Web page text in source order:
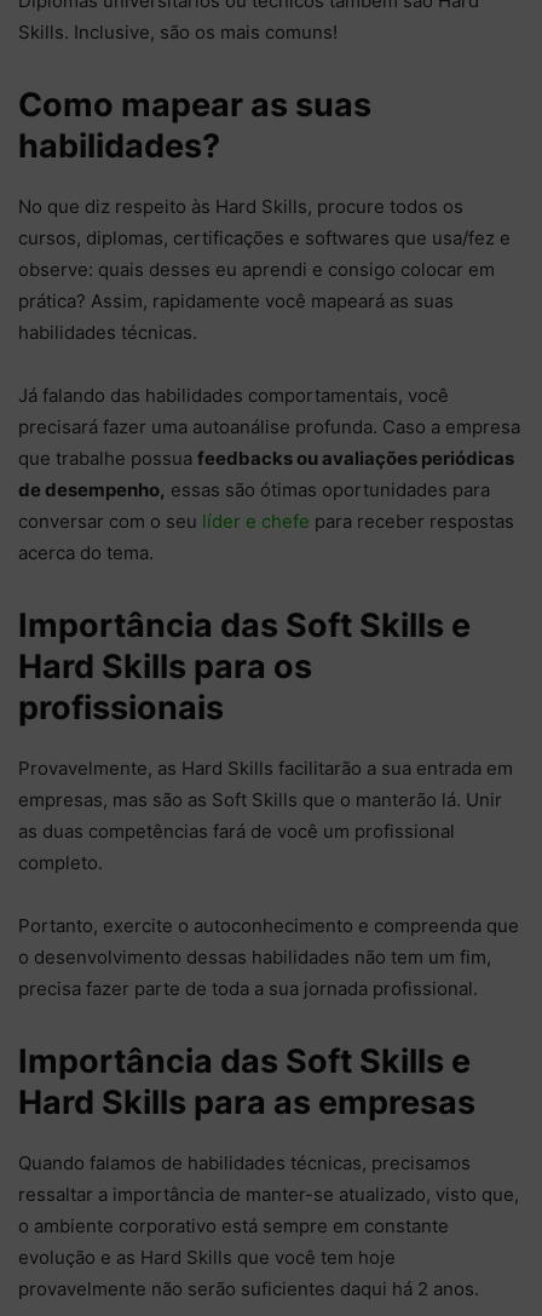
Skills. Inclusive, são os mais comuns!
Como mapear as suas
habilidades?
No que diz respeito às Hard Skills, procure todos os
cursos, diplomas, certificações e softwares que usa/fez e
observe: quais desses eu aprendi e consigo colocar em
prática? Assim, rapidamente você mapeará as suas
habilidades técnicas.
Já falando das habilidades comportamentais, você
precisará fazer uma autoanálise profunda. Caso a empresa
que trabalhe possua feedbacks ou avaliações periódicas
de desempenho, essas são ótimas oportunidades para
conversar com o seu líder e chefe para receber respostas
acerca do tema.
Importância das Soft Skills e
Hard Skills para os
profissionais
Provavelmente, as Hard Skills facilitarão a sua entrada em
empresas, mas são as Soft Skills que o manterão lá. Unir
as duas competências fará de você um profissional
completo.
Portanto, exercite o autoconhecimento e compreenda que
o desenvolvimento dessas habilidades não tem um fim,
precisa fazer parte de toda a sua jornada profissional.
Importância das Soft Skills e
Hard Skills para as empresas
Quando falamos de habilidades técnicas, precisamos
ressaltar a importância de manter-se atualizado, visto que,
o ambiente corporativo está sempre em constante
evolução e as Hard Skills que você tem hoje
provavelmente não serão suficientes daqui há 2 anos.